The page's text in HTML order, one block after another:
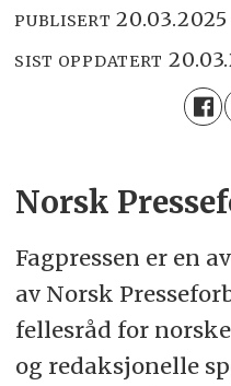
PUBLISERT
SIST OPPDATERT
Norsk
Fagpressen er en
av Norsk
fellesråd for
og redaksjonelle